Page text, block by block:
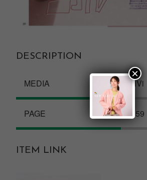
DESCRIPTION
MEDIA ViVi
PAGE P.59
ITEM LINK
×